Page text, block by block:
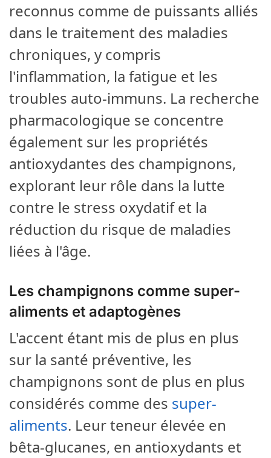
reconnus comme de puissants alliés
dans le traitement des maladies
chroniques, y compris
l'inflammation, la fatigue et les
troubles auto-immuns. La recherche
pharmacologique se concentre
également sur les propriétés
antioxydantes des champignons,
explorant leur rôle dans la lutte
contre le stress oxydatif et la
réduction du risque de maladies
liées à l'âge.
Les champignons comme super-
aliments et adaptogènes
L'accent étant mis de plus en plus
sur la santé préventive, les
champignons sont de plus en plus
considérés comme des super-
aliments. Leur teneur élevée en
bêta-glucanes, en antioxydants et